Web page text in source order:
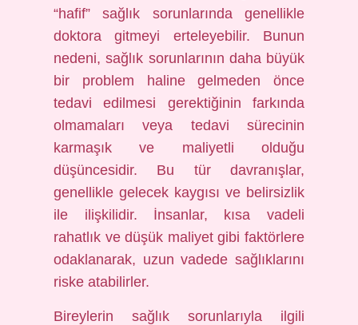
“hafif” sağlık sorunlarında genellikle
doktora gitmeyi erteleyebilir. Bunun
nedeni, sağlık sorunlarının daha büyük
bir problem haline gelmeden önce
tedavi edilmesi gerektiğinin farkında
olmamaları veya tedavi sürecinin
karmaşık ve maliyetli olduğu
düşüncesidir. Bu tür davranışlar,
genellikle gelecek kaygısı ve belirsizlik
ile ilişkilidir. İnsanlar, kısa vadeli
rahatlık ve düşük maliyet gibi faktörlere
odaklanarak, uzun vadede sağlıklarını
riske atabilirler.
Bireylerin sağlık sorunlarıyla ilgili